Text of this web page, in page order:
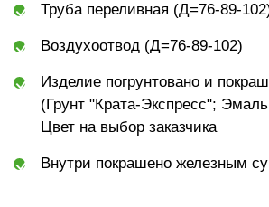
Труба переливная (Д=76-89-
Воздухоотвод (Д=76-89-102)
Изделие погрунтовано и
(Грунт "Крата-Экспресс";
Цвет на выбор заказчика
Внутри покрашено железным